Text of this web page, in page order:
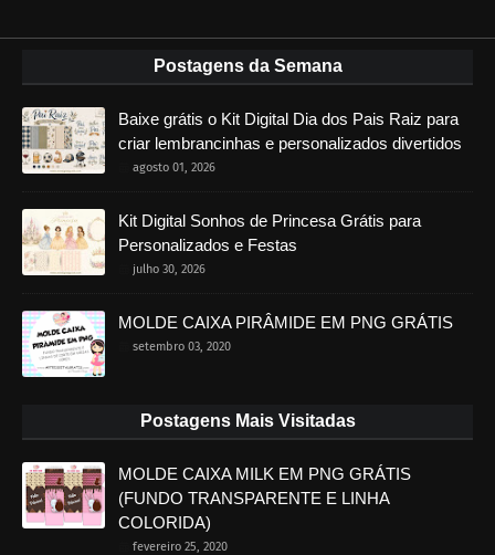
Postagens da Semana
Baixe grátis o Kit Digital Dia dos Pais Raiz para
criar lembrancinhas e personalizados divertidos
agosto 01, 2026
Kit Digital Sonhos de Princesa Grátis para
Personalizados e Festas
julho 30, 2026
MOLDE CAIXA PIRÂMIDE EM PNG GRÁTIS
setembro 03, 2020
Postagens Mais Visitadas
MOLDE CAIXA MILK EM PNG GRÁTIS
(FUNDO TRANSPARENTE E LINHA
COLORIDA)
fevereiro 25, 2020